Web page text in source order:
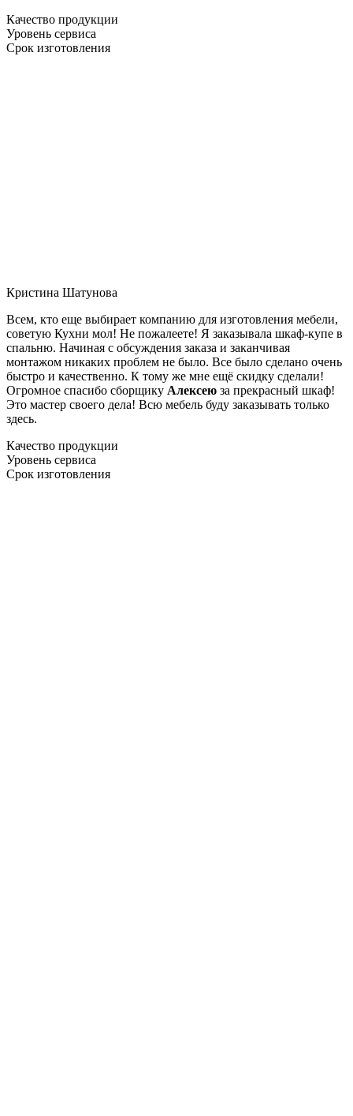
Качество продукции
Уровень сервиса
Срок изготовления
Кристина Шатунова
Всем, кто еще выбирает компанию для изготовления мебели,
советую Кухни мол! Не пожалеете! Я заказывала шкаф-купе в
спальню. Начиная с обсуждения заказа и заканчивая
монтажом никаких проблем не было. Все было сделано очень
быстро и качественно. К тому же мне ещё скидку сделали!
Огромное спасибо сборщику Алексею за прекрасный шкаф!
Это мастер своего дела! Всю мебель буду заказывать только
здесь.
Качество продукции
Уровень сервиса
Срок изготовления